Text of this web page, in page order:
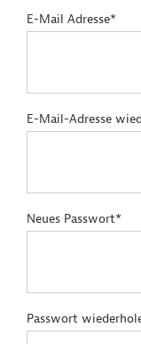
E-Mail Adresse*
E-Mail-Adresse
Neues Passwort*
Passwort